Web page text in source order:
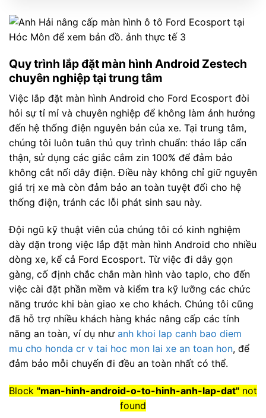
Quy trình lắp đặt màn hình Android Zestech
chuyên nghiệp tại trung tâm
Việc lắp đặt màn hình Android cho Ford Ecosport đòi
hỏi sự tỉ mỉ và chuyên nghiệp để không làm ảnh hưởng
đến hệ thống điện nguyên bản của xe. Tại trung tâm,
chúng tôi luôn tuân thủ quy trình chuẩn: tháo lắp cẩn
thận, sử dụng các giắc cắm zin 100% để đảm bảo
không cắt nối dây điện. Điều này không chỉ giữ nguyên
giá trị xe mà còn đảm bảo an toàn tuyệt đối cho hệ
thống điện, tránh các lỗi phát sinh sau này.
Đội ngũ kỹ thuật viên của chúng tôi có kinh nghiệm
dày dặn trong việc lắp đặt màn hình Android cho nhiều
dòng xe, kể cả Ford Ecosport. Từ việc đi dây gọn
gàng, cố định chắc chắn màn hình vào taplo, cho đến
việc cài đặt phần mềm và kiểm tra kỹ lưỡng các chức
năng trước khi bàn giao xe cho khách. Chúng tôi cũng
đã hỗ trợ nhiều khách hàng khác nâng cấp các tính
năng an toàn, ví dụ như anh khoi lap canh bao diem
mu cho honda cr v tai hoc mon lai xe an toan hon, để
đảm bảo mỗi chuyến đi đều an toàn nhất có thể.
Block "man-hinh-android-o-to-hinh-anh-lap-dat" not
found